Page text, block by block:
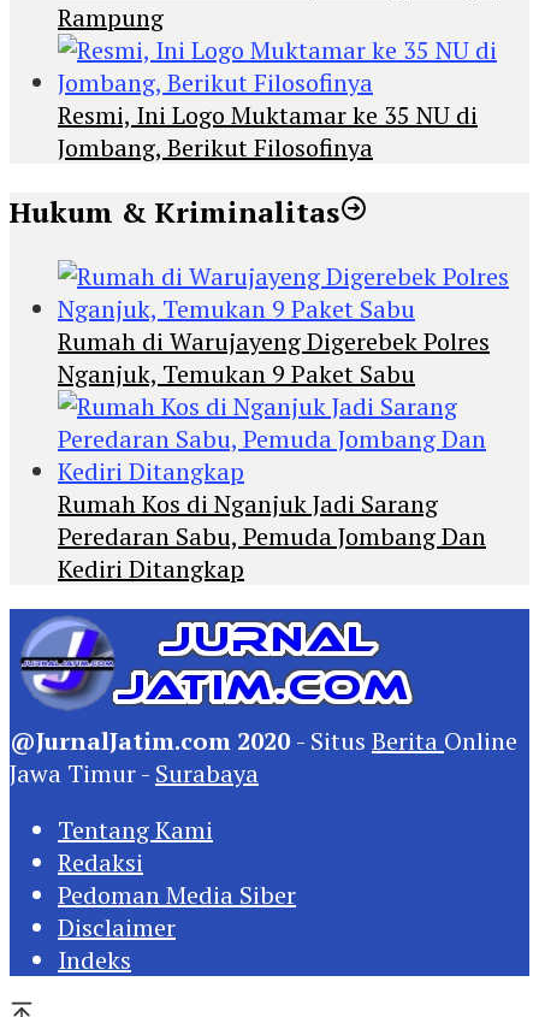
Rampung
Resmi, Ini Logo Muktamar ke 35 NU di
Jombang, Berikut Filosofinya
Hukum & Kriminalitas
Rumah di Warujayeng Digerebek Polres
Nganjuk, Temukan 9 Paket Sabu
Rumah Kos di Nganjuk Jadi Sarang
Peredaran Sabu, Pemuda Jombang Dan
Kediri Ditangkap
@JurnalJatim.com 2020 - Situs Berita Online
Jawa Timur - Surabaya
Tentang Kami
Redaksi
Pedoman Media Siber
Disclaimer
Indeks